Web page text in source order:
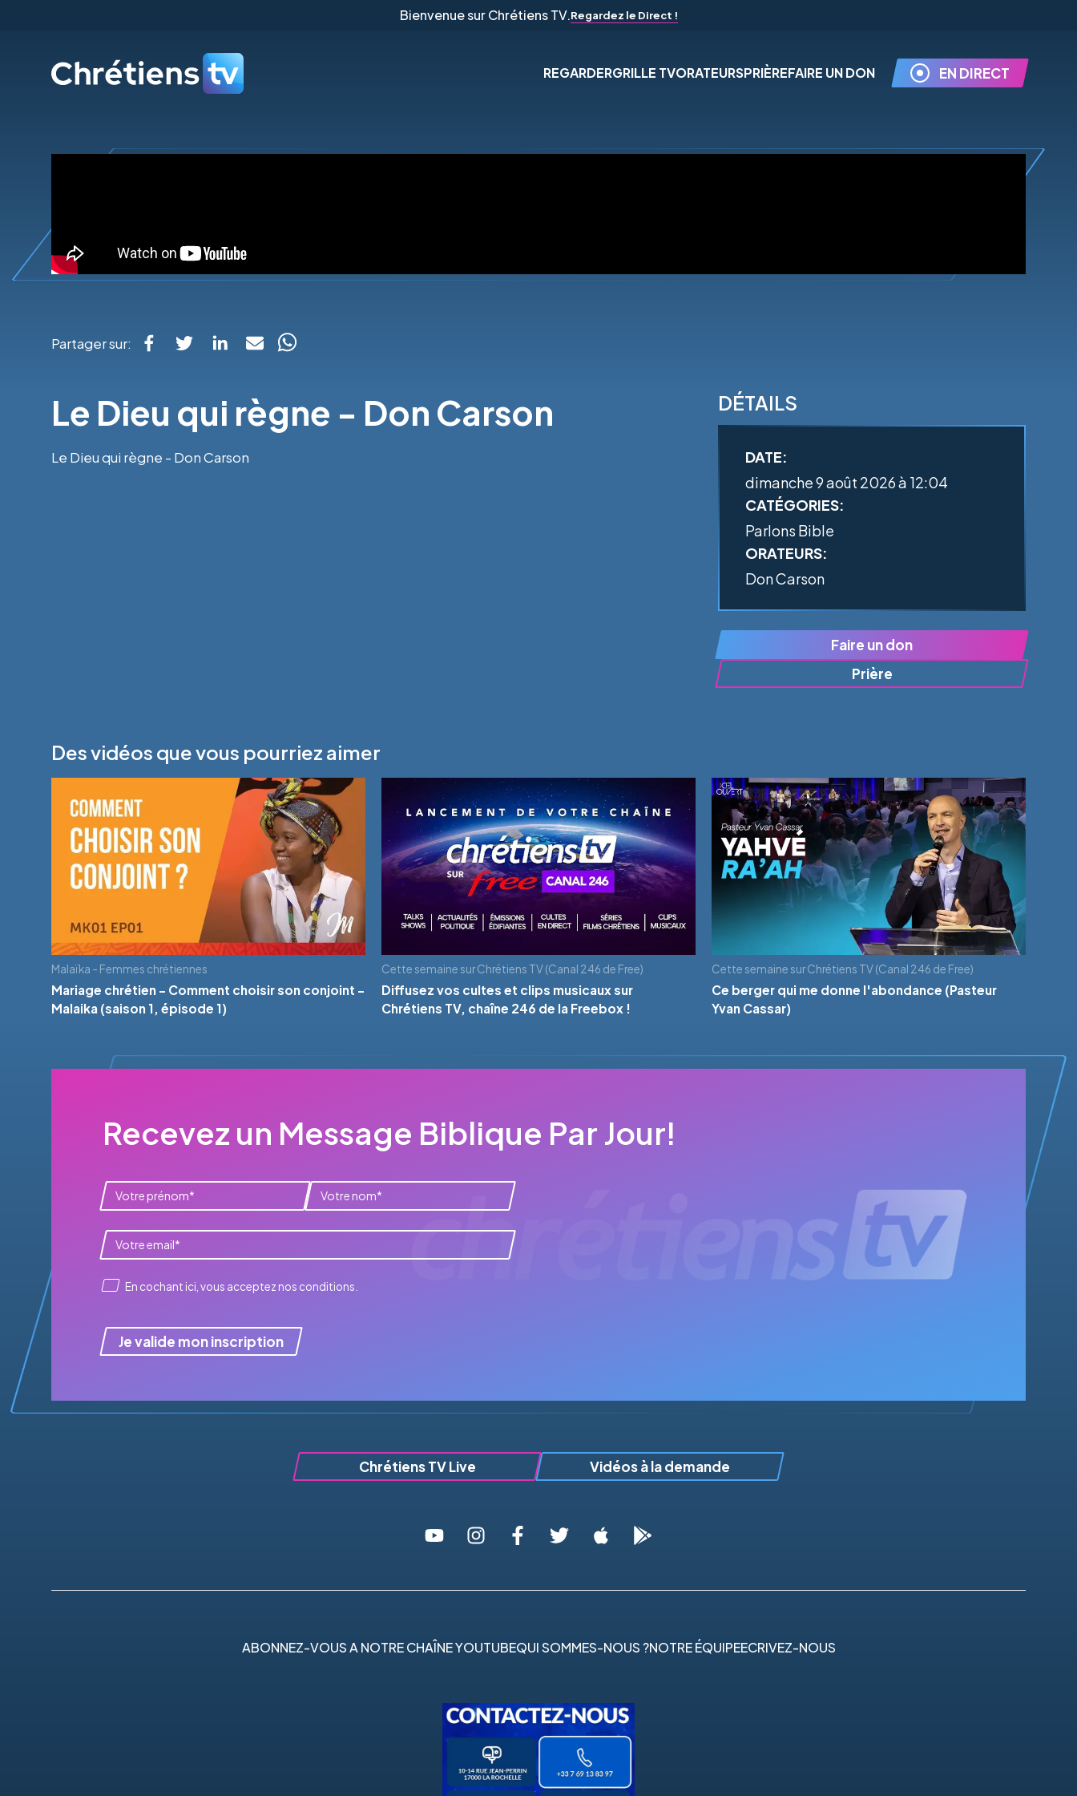
Bienvenue sur Chrétiens TV.Regardez le Direct !
REGARDERGRILLE TVORATEURSPRIÈREFAIRE UN DON EN DIRECT
Partager sur:
Le Dieu qui règne - Don Carson
Le Dieu qui règne - Don Carson
DÉTAILS
DATE:
dimanche 9 août 2026 à 12:04
CATÉGORIES:
Parlons Bible
ORATEURS:
Don Carson
Faire un don
Prière
Des vidéos que vous pourriez aimer
Malaïka - Femmes chrétiennes
Mariage chrétien - Comment choisir son conjoint -
Malaika (saison 1, épisode 1)
Cette semaine sur Chrétiens TV (Canal 246 de Free)
Diffusez vos cultes et clips musicaux sur
Chrétiens TV, chaîne 246 de la Freebox !
Cette semaine sur Chrétiens TV (Canal 246 de Free)
Ce berger qui me donne l'abondance (Pasteur
Yvan Cassar)
Recevez un Message Biblique Par Jour!
En cochant ici, vous acceptez nos conditions
Je valide mon inscription
Chrétiens TV Live Vidéos à la demande
ABONNEZ-VOUS A NOTRE CHAÎNE YOUTUBEQUI SOMMES-NOUS ?NOTRE ÉQUIPEECRIVEZ-NOUS